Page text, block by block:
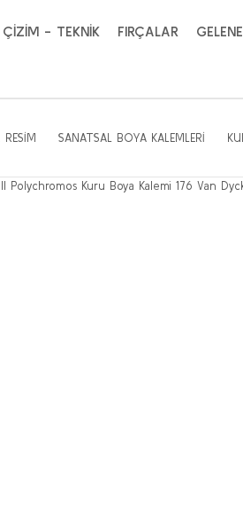
ÇİZİM - TEKNİK FIRÇALAR
SANATSAL BOYA KALEMLERİ